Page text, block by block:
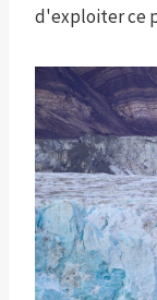
d'exploiter ce